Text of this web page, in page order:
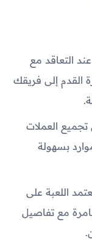
التعاقد مع
القدم إلى فريقك
تجميع العملات
بسهولة
اللعبة على
مع تفاصيل